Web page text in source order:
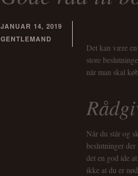
JANUAR 14, 2019
GENTLEMAND
Det kan være
store
når man skal
Når du står og
beslutninger
det en god ide
ikke at du er